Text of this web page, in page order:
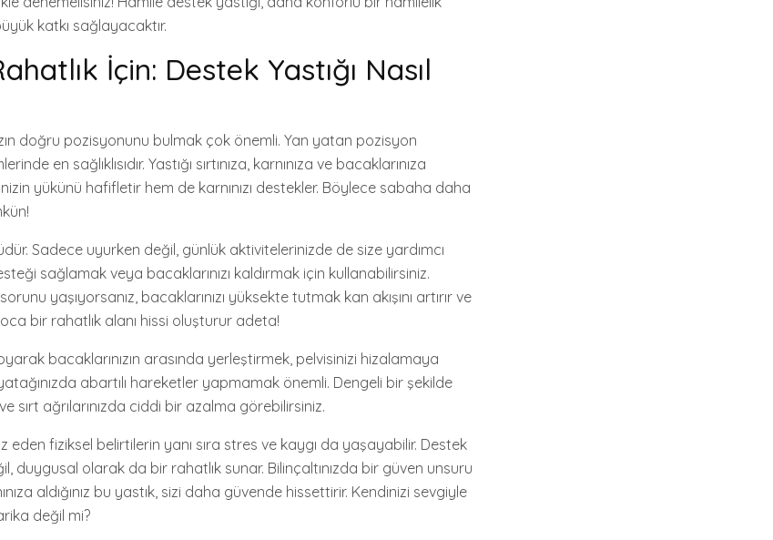
katkı sağlayacaktır.
İçin: Destek Yastığı Nasıl
doğru pozisyonunu bulmak çok önemli. Yan yatan pozisyon
en sağlıklısıdır. Yastığı sırtınıza, karnınıza ve bacaklarınıza
yükünü hafifletir hem de karnınızı destekler. Böylece sabaha daha
Sadece uyurken değil, günlük aktivitelerinizde de size yardımcı
sağlamak veya bacaklarınızı kaldırmak için kullanabilirsiniz.
yaşıyorsanız, bacaklarınızı yüksekte tutmak kan akışını artırır ve
bir rahatlık alanı hissi oluşturur adeta!
bacaklarınızın arasında yerleştirmek, pelvisinizi hizalamaya
abartılı hareketler yapmamak önemli. Dengeli bir şekilde
sırt ağrılarınızda ciddi bir azalma görebilirsiniz.
eden fiziksel belirtilerin yanı sıra stres ve kaygı da yaşayabilir. Destek
duygusal olarak da bir rahatlık sunar. Bilinçaltınızda bir güven unsuru
aldığınız bu yastık, sizi daha güvende hissettirir. Kendinizi sevgiyle
değil mi?